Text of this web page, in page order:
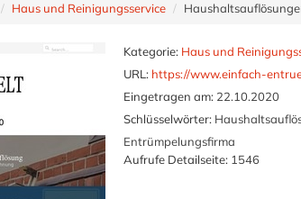
Haus und Reinigungsservice
Kategorie: Haus und
URL: https://www.einfach-
Eingetragen am: 22.10.2020
Schlüsselwörter:
Entrümpelungsfirma
Aufrufe Detailseite: 1546